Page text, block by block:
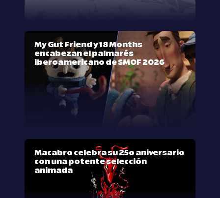
My Gut Friend y 18 Months
encabezan el palmarés
iberoamericano de SMOF 2026
Macabro celebra su 25º aniversario
con una potente selección
animada